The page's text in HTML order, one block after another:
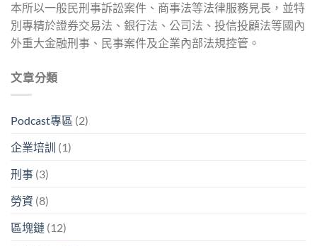
本所以一般民刑事訴訟案件、商事法等法律服務見長，並特
別專精於證券交易法、銀行法、公司法、投信投顧法等國內
外重大金融刑事、民事案件及企業內部法規控管。
文章分類
Podcast專區 (2)
企業培訓 (1)
刑事 (3)
勞資 (8)
區塊鏈 (12)